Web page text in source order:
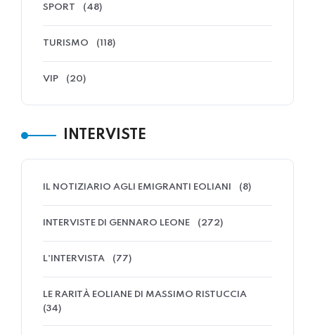
SPORT (48)
TURISMO (118)
VIP (20)
INTERVISTE
IL NOTIZIARIO AGLI EMIGRANTI EOLIANI (8)
INTERVISTE DI GENNARO LEONE (272)
L'INTERVISTA (77)
LE RARITÀ EOLIANE DI MASSIMO RISTUCCIA
(34)